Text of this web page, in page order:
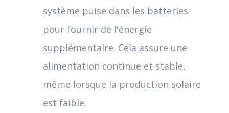
système puise dans les batteries
pour fournir de l'énergie
supplémentaire. Cela assure une
alimentation continue et stable,
même lorsque la production solaire
est faible.